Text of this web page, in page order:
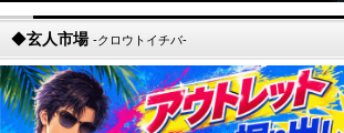
◆玄人市場 -クロウトイチバ-